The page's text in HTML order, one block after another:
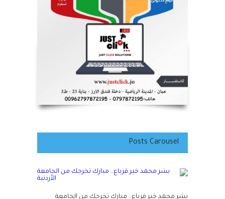
مناسبات و أخبار المجتمع
أغسطس 9, 2026
Posts Carousel
بشر محمد خير قرباع.. مبارك تخرجك من الجامعة